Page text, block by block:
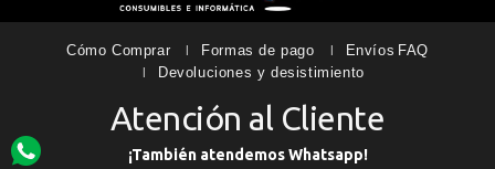
Cómo Comprar Formas de pago Envíos FAQ
Devoluciones y desistimiento
Atención al Cliente
¡También atendemos Whatsapp!